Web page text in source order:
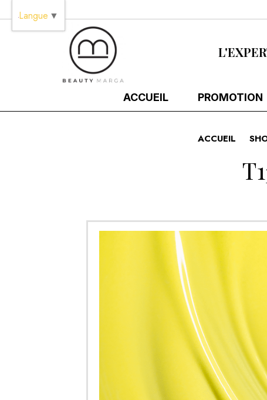
ACCUEIL PROMOTION
ACCUEIL
Langue ▼